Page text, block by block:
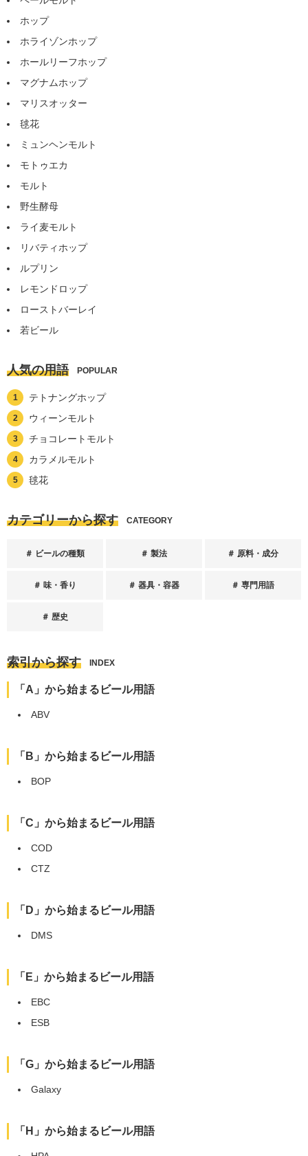
ホップ
ホライゾンホップ
ホールリーフホップ
マグナムホップ
マリスオッター
毬花
ミュンヘンモルト
モトゥエカ
モルト
野生酵母
ライ麦モルト
リバティホップ
ルプリン
レモンドロップ
ローストバーレイ
若ビール
人気の用語 POPULAR
テトナングホップ
ウィーンモルト
チョコレートモルト
カラメルモルト
毬花
カテゴリーから探す CATEGORY
ビールの種類 製法 原料・成分
味・香り 器具・容器 専門用語
歴史
索引から探す INDEX
「A」から始まるビール用語
ABV
「B」から始まるビール用語
BOP
「C」から始まるビール用語
COD
CTZ
「D」から始まるビール用語
DMS
「E」から始まるビール用語
EBC
ESB
「G」から始まるビール用語
Galaxy
「H」から始まるビール用語